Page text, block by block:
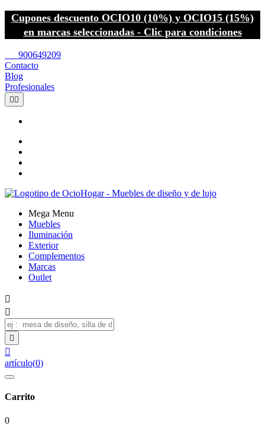
Cupones descuento OCIO10 (10%) y OCIO15 (15%)
en marcas seleccionadas - Clic para condiciones
900649209
Contacto
Blog
Profesionales
 
Mega Menu
Muebles
Iluminación
Exterior
Complementos
Marcas
Outlet




artículo(0)
Carrito
0